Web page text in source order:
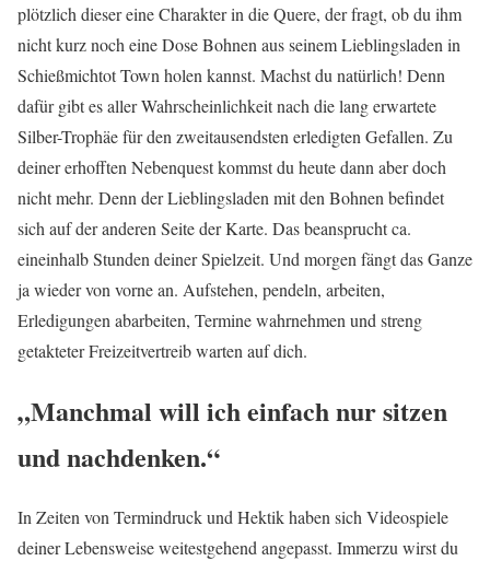
plötzlich dieser eine Charakter in die Quere, der fragt, ob du ihm
nicht kurz noch eine Dose Bohnen aus seinem Lieblingsladen in
Schießmichtot Town holen kannst. Machst du natürlich! Denn
dafür gibt es aller Wahrscheinlichkeit nach die lang erwartete
Silber-Trophäe für den zweitausendsten erledigten Gefallen. Zu
deiner erhofften Nebenquest kommst du heute dann aber doch
nicht mehr. Denn der Lieblingsladen mit den Bohnen befindet
sich auf der anderen Seite der Karte. Das beansprucht ca.
eineinhalb Stunden deiner Spielzeit. Und morgen fängt das Ganze
ja wieder von vorne an. Aufstehen, pendeln, arbeiten,
Erledigungen abarbeiten, Termine wahrnehmen und streng
getakteter Freizeitvertreib warten auf dich.
„Manchmal will ich einfach nur sitzen
und nachdenken.“
In Zeiten von Termindruck und Hektik haben sich Videospiele
deiner Lebensweise weitestgehend angepasst. Immerzu wirst du